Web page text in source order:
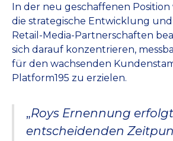
In der neu geschaffenen
die strategische Entwicklung
Retail-Media-Partnerschaften
sich darauf konzentrieren,
für den wachsenden
Platform195 zu erzielen.
„Roys Ernennung
entscheidenden